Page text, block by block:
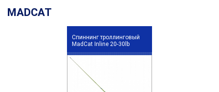
MADCAT
Спиннинг троллинговый
MadCat Inline 20-30lb